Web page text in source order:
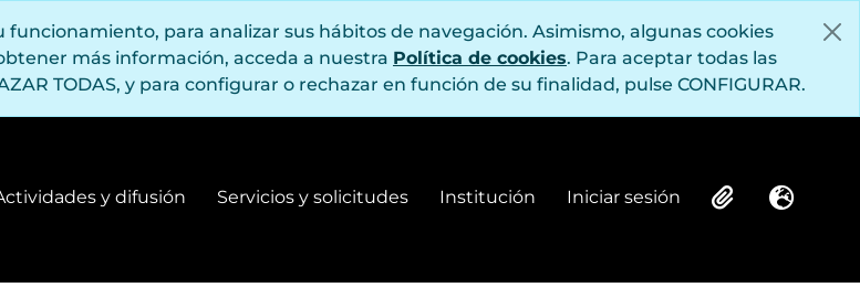
para analizar sus hábitos de navegación. Asimismo, algunas cookies
más información, acceda a nuestra Política de cookies. Para aceptar todas las
TODAS, y para configurar o rechazar en función de su finalidad, pulse CONFIGURAR.
y difusión
Actividades y difusión
Servicios y solicitudes Institución
Institución
Iniciar sesión
Iniciar sesión ClipboardIdioma